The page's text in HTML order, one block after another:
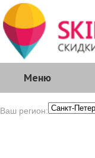
Меню
Ваш регион: